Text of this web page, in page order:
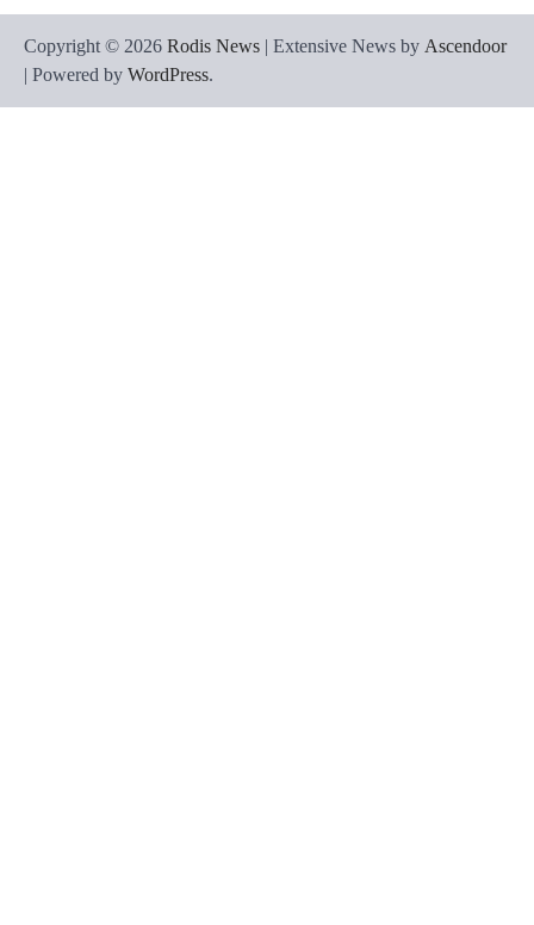
Copyright © 2026 Rodis News | Extensive News by Ascendoor
| Powered by WordPress.